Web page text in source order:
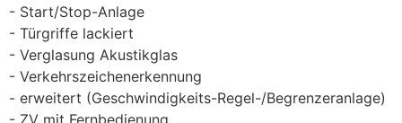
Start/Stop-Anlage
Türgriffe lackiert
Verglasung Akustikglas
Verkehrszeichenerkennung
erweitert (Geschwindigkeits-Regel-/Begrenzeranlage)
ZV mit Fernbedienung